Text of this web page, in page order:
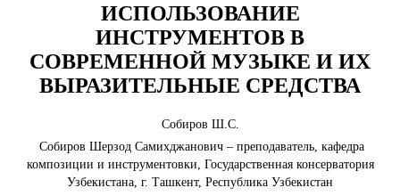
ИСПОЛЬЗОВАНИЕ
ИНСТРУМЕНТОВ В
СОВРЕМЕННОЙ МУЗЫКЕ И ИХ
ВЫРАЗИТЕЛЬНЫЕ СРЕДСТВА
Собиров Ш.С.
Собиров Шерзод Самихджанович – преподаватель, кафедра
композиции и инструментовки, Государственная консерватория
Узбекистана, г. Ташкент, Республика Узбекистан